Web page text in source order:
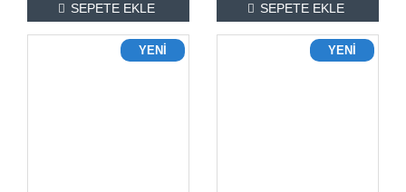
SEPETE EKLE SEPETE EKLE
YENI YENI